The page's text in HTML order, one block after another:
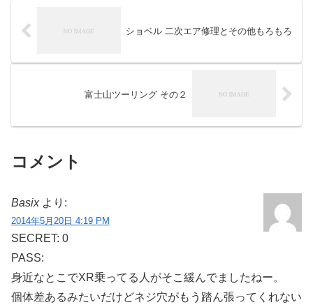
ショベル 二次エア修理とその他もろもろ
富士山ツーリング その２
コメント
Basix より:
2014年5月20日 4:19 PM
SECRET: 0
PASS:
身近なとこでXR乗ってる人がそこ緩んでましたねー。
個体差あるみたいだけどネジ穴がもう踏ん張ってくれない